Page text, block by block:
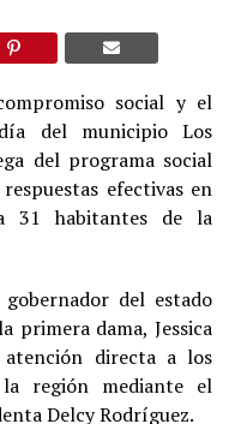
social y el
del municipio Los
del programa social
efectivas en
31 habitantes de la
del estado
primera dama, Jessica
directa a los
región mediante el
Delcy Rodríguez.